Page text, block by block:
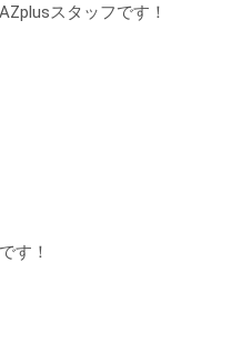
スタッフです！
す！